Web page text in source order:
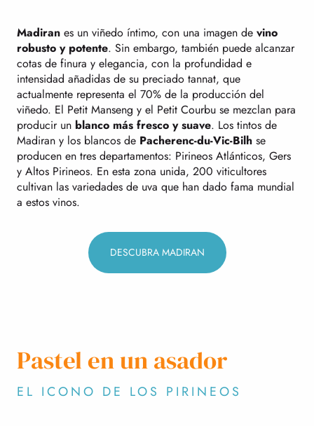
Madiran es un viñedo íntimo, con una imagen de vino
robusto y potente. Sin embargo, también puede alcanzar
cotas de finura y elegancia, con la profundidad e
intensidad añadidas de su preciado tannat, que
actualmente representa el 70% de la producción del
viñedo. El Petit Manseng y el Petit Courbu se mezclan para
producir un blanco más fresco y suave. Los tintos de
Madiran y los blancos de Pacherenc-du-Vic-Bilh se
producen en tres departamentos: Pirineos Atlánticos, Gers
y Altos Pirineos. En esta zona unida, 200 viticultores
cultivan las variedades de uva que han dado fama mundial
a estos vinos.
DESCUBRA MADIRAN
Pastel en un asador
EL ICONO DE LOS PIRINEOS